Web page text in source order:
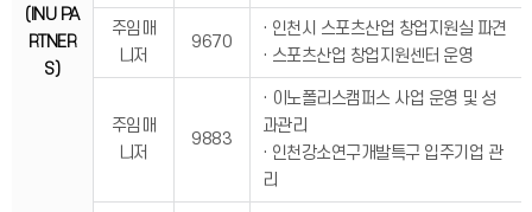
(INU PA
RTNER
S)
주임매
니저
9670
· 인천시 스포츠산업 창업지원실 파견
· 스포츠산업 창업지원센터 운영
주임매
니저
9883
· 이노폴리스캠퍼스 사업 운영 및 성
과관리
· 인천강소연구개발특구 입주기업 관
리